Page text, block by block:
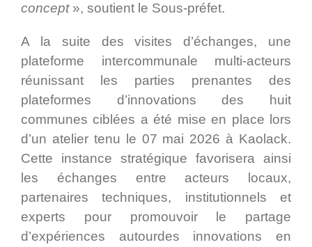
concept», soutient le Sous-préfet.
A la suite des visites d’échanges, une
plateforme intercommunale multi-acteurs
réunissant les parties prenantes des
plateformes d’innovations des huit
communes ciblées a été mise en place lors
d’un atelier tenu le 07 mai 2026 à Kaolack.
Cette instance stratégique favorisera ainsi
les échanges entre acteurs locaux,
partenaires techniques, institutionnels et
experts pour promouvoir le partage
d’expériences autourdes innovations en